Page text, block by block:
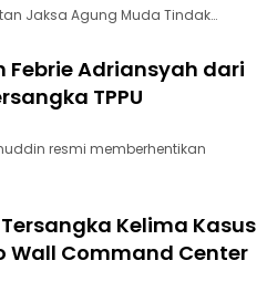
Jaksa Agung Muda Tindak…
Adriansyah dari
TPPU
resmi memberhentikan
Kelima Kasus
Wall Command Center